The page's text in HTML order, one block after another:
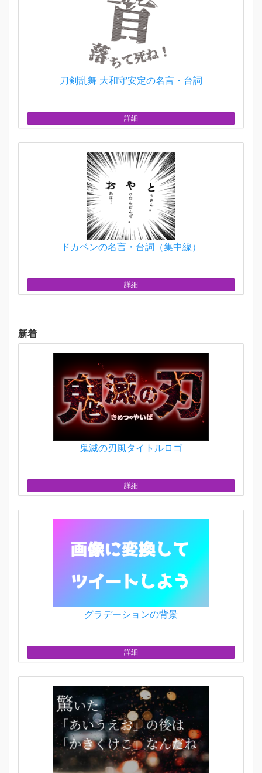
刀剣乱舞 大和守安定の名言・台詞
詳細
ドカベンの名言・台詞（集中線）
詳細
新着
鬼滅の刃風タイトルロゴ
詳細
グラデーションの背景
詳細